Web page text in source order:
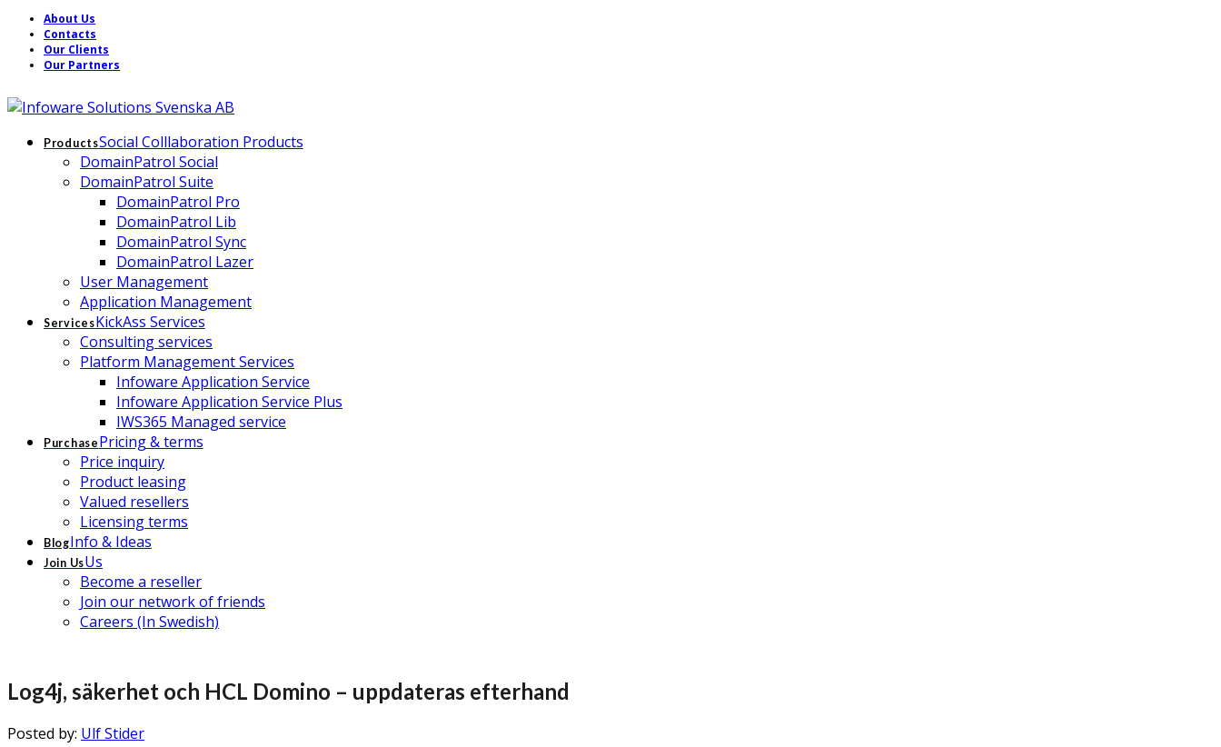
About Us
Contacts
Our Clients
Our Partners
ProductsSocial Colllaboration Products
DomainPatrol Social
DomainPatrol Suite
DomainPatrol Pro
DomainPatrol Lib
DomainPatrol Sync
DomainPatrol Lazer
User Management
Application Management
ServicesKickAss Services
Consulting services
Platform Management Services
Infoware Application Service
Infoware Application Service Plus
IWS365 Managed service
Purchase Pricing & terms
Price inquiry
Product leasing
Valued resellers
Licensing terms
BlogInfo & Ideas
Join UsUs
Become a reseller
Join our network of friends
Careers (In Swedish)
Log4j, säkerhet och HCL Domino – uppdateras efterhand
Posted by: Ulf Stider